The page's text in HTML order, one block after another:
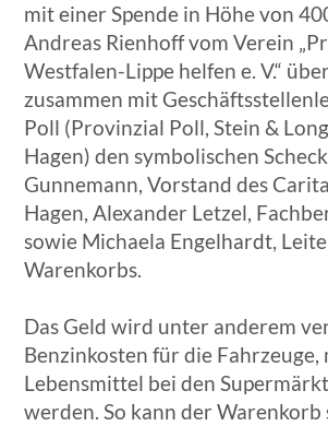
mit einer Spende in Höhe von
Andreas Rienhoff vom Verein
Westfalen-Lippe helfen e. V.“
zusammen mit
Poll (Provinzial Poll, Stein &
Hagen) den symbolischen
Gunnemann, Vorstand des
Hagen, Alexander Letzel,
sowie Michaela Engelhardt,
Warenkorbs.
Das Geld wird unter anderem
Benzinkosten für die Fahrzeuge,
Lebensmittel bei den
werden. So kann der